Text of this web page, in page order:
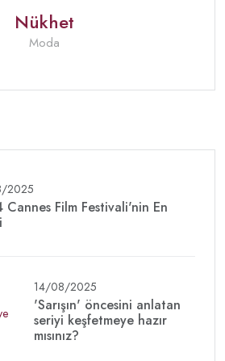
Nükhet
Moda
2025
Film Festivali'nin En
14/08/2025
'Sarışın' öncesini anlatan
seriyi keşfetmeye hazır
mısınız?